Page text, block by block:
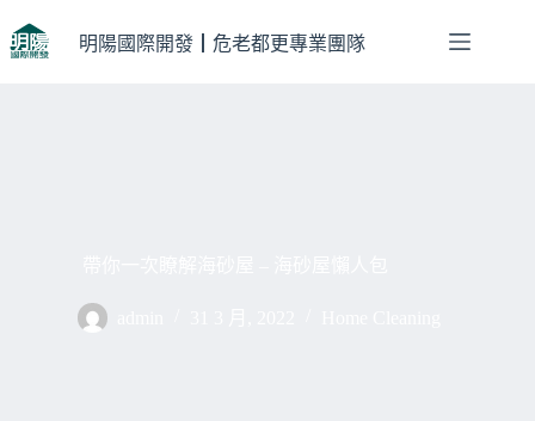
至
明陽國際開發┃危老都更專業團隊